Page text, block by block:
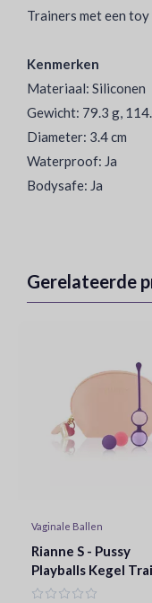
Trainers met een toy
Kenmerken
Materiaal: Siliconen
Gewicht: 79.3 g,
Diameter: 3.4 cm
Waterproof: Ja
Bodysafe: Ja
Gerelateerde
Vaginale Ballen
Rianne S - Pussy
Playballs Kegel